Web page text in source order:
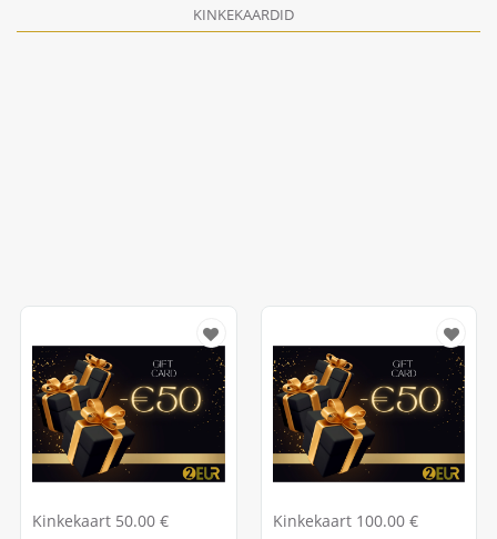
KINKEKAARDID
Kinkekaart 50.00 € Kinkekaart 100.00 €